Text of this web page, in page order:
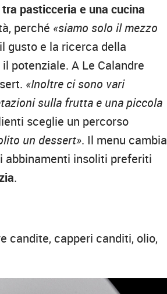
pasticceria e una cucina
perché «siamo solo il mezzo
gusto e la ricerca della
potenziale. A Le Calandre
«Inoltre ci sono vari
sulla frutta e una piccola
sceglie un percorso
un dessert». Il menu cambia
abbinamenti insoliti preferiti
.
candite, capperi canditi, olio,